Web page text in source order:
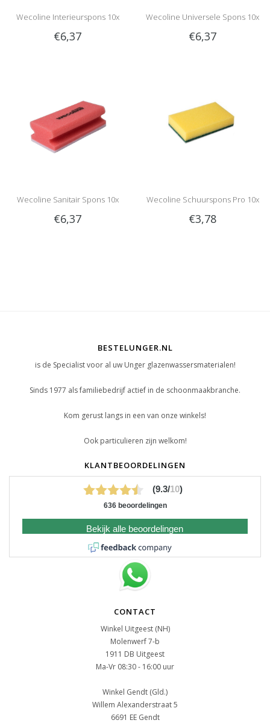
Wecoline Interieurspons 10x
€6,37
Wecoline Universele Spons 10x
€6,37
Wecoline Sanitair Spons 10x
€6,37
Wecoline Schuurspons Pro 10x
€3,78
BESTELUNGER.NL
is de Specialist voor al uw Unger glazenwassersmaterialen!
Sinds 1977 als familiebedrijf actief in de schoonmaakbranche.
Kom gerust langs in een van onze winkels!
Ook particulieren zijn welkom!
KLANTBEOORDELINGEN
(9.3/10)
636 beoordelingen
Bekijk alle beoordelingen
CONTACT
Winkel Uitgeest (NH)
Molenwerf 7-b
1911 DB Uitgeest
Ma-Vr 08:30 - 16:00 uur
Winkel Gendt (Gld.)
Willem Alexanderstraat 5
6691 EE Gendt